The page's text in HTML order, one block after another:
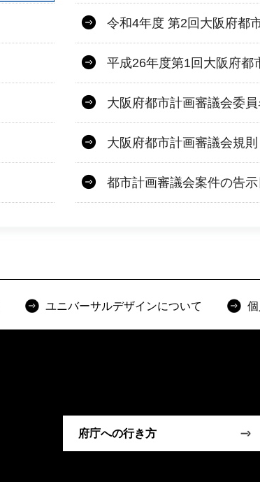
令和4年度 第2回大阪府都
平成26年度第1回大阪府都
大阪府都市計画審議会委
大阪府都市計画審議会規則
都市計画審議会案件の告
ユニバーサルデザインについて
府庁への行き方